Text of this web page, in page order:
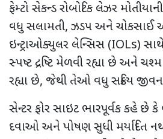
ફેમ્ટો સેકન્ડ રોબોટિક લેઝર
વધુ સલામતી, ઝડપ અને
ઇન્ટ્રાઓક્યુલર લેન્સિસ (IOLs)
સ્પષ્ટ દ્રષ્ટિ મેળવી રહ્યા છે અને
રહ્યા છે, જેથી તેઓ વધુ સક્રિય
સેન્ટર ફોર સાઇટ ભારપૂર્વક કહે છે કે
દવાઓ અને પોષણ સુધી મર્યાદિત